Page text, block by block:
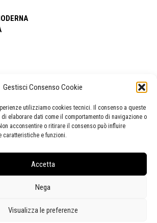
Gestisci Consenso Cookie
utilizziamo cookies tecnici. Il consenso a queste
elaborare dati come il comportamento di navigazione o
acconsentire o ritirare il consenso può influire
caratteristiche e funzioni.
Accetta
Nega
Visualizza le preferenze
Cell:+39 338 5714978 (orario apertura Galleria)
(orario 09.00/13.00)